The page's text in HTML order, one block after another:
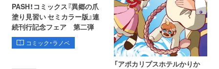
PASH！コミックス『異郷の爪
塗り見習い セミカラー版』連
続刊行記念フェア 第二弾
コミック・ラノベ
「アポカリプスホテルかりか